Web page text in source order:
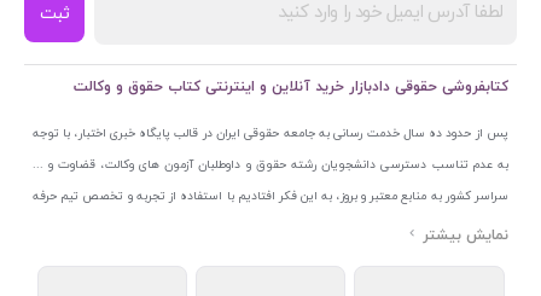
ثبت
کتابفروشی حقوقی دادبازار خرید آنلاین و اینترنتی کتاب حقوق و وکالت
پس از حدود ده سال خدمت رسانی به جامعه حقوقی ایران در قالب پایگاه خبری اختبار، با توجه
به عدم تناسب دسترسی دانشجویان رشته حقوق و داوطلبان آزمون های وکالت، قضاوت و ...
سراسر کشور به منابع معتبر و بروز، به این فکر افتادیم با استفاده از تجربه و تخصص تیم حرفه
ای اختبار خدمتی جدید به جامعه حقوقی ایران ارائه کنیم. به این منظور با راه اندازی و تجهیز